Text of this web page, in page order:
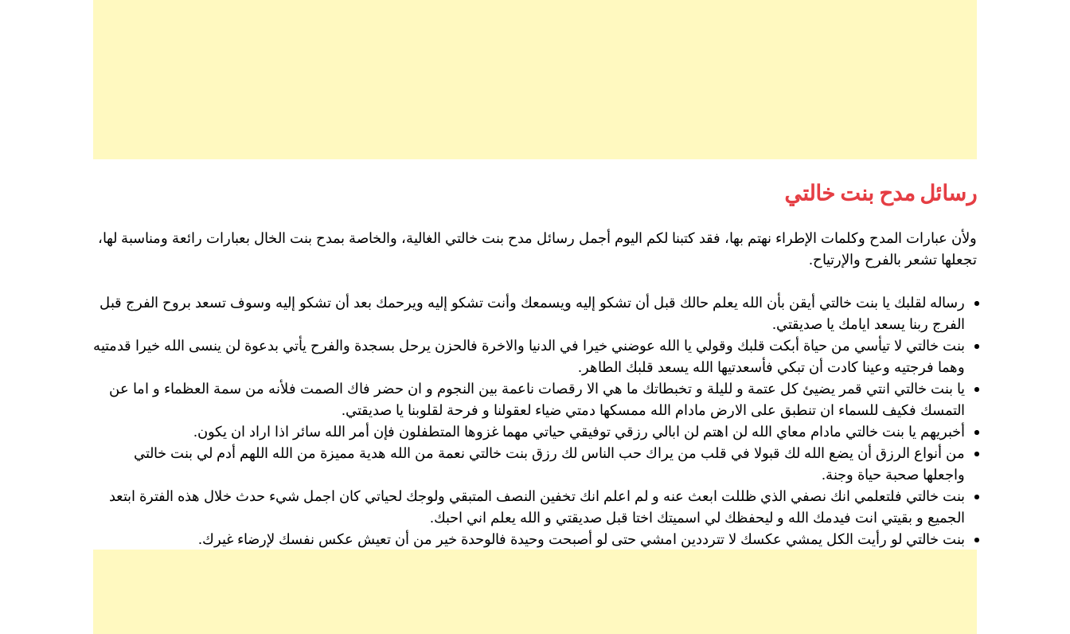
رسائل مدح بنت خالتي
ولأن عبارات المدح وكلمات الإطراء نهتم بها، فقد كتبنا لكم اليوم أجمل رسائل مدح بنت خالتي الغالية، والخاصة بمدح بنت الخال بعبارات رائعة ومناسبة لها،
تجعلها تشعر بالفرح والإرتياح.
رساله لقلبك يا بنت خالتي أيقن بأن الله يعلم حالك قبل أن تشكو إليه ويسمعك وأنت تشكو إليه ويرحمك بعد أن تشكو إليه وسوف تسعد بروح الفرج قبل
الفرج ربنا يسعد ايامك يا صديقتي.
بنت خالتي لا تيأسي من حياة أبكت قلبك وقولي يا الله عوضني خيرا في الدنيا والاخرة فالحزن يرحل بسجدة والفرح يأتي بدعوة لن ينسى الله خيرا قدمتيه
وهما فرجتيه وعينا كادت أن تبكي فأسعدتيها الله يسعد قلبك الطاهر.
يا بنت خالتي انتي قمر يضيئ كل عتمة و لليلة و تخبطاتك ما هي الا رقصات ناعمة بين النجوم و ان حضر فاك الصمت فلأنه من سمة العظماء و اما عن
التمسك فكيف للسماء ان تنطبق على الارض مادام الله ممسكها دمتي ضياء لعقولنا و فرحة لقلوبنا يا صديقتي.
أخبريهم يا بنت خالتي مادام معاي الله لن اهتم لن ابالي رزقي توفيقي حياتي مهما غزوها المتطفلون فإن أمر الله سائر اذا اراد ان يكون.
من أنواع الرزق أن يضع الله لك قبولا في قلب من يراك حب الناس لك رزق بنت خالتي نعمة من الله هدية مميزة من الله اللهم أدم لي بنت خالتي
واجعلها صحبة حياة وجنة.
بنت خالتي فلتعلمي انك نصفي الذي ظللت ابعث عنه و لم اعلم انك تخفين النصف المتبقي ولوجك لحياتي كان اجمل شيء حدث خلال هذه الفترة ابتعد
الجميع و بقيتي انت فيدمك الله و ليحفظك لي اسميتك اختا قبل صديقتي و الله يعلم اني احبك.
بنت خالتي لو رأيت الكل يمشي عكسك لا تترددين امشي حتى لو أصبحت وحيدة فالوحدة خير من أن تعيش عكس نفسك لإرضاء غيرك.